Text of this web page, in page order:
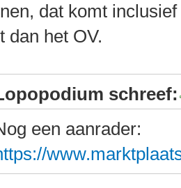
dat komt
dan het OV.
schreef:
een aanrader: